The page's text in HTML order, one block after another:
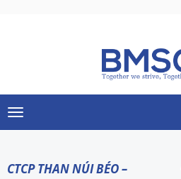
Toggle
navigation
CTCP THAN NÚI BÉO –